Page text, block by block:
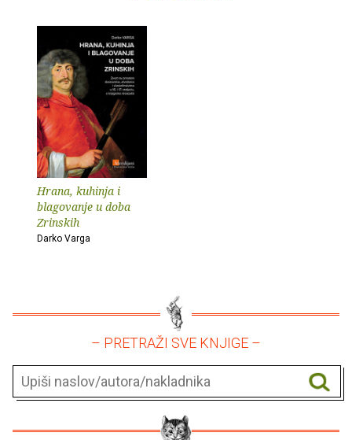
Hrana, kuhinja i
blagovanje u doba
Zrinskih
Darko Varga
– PRETRAŽI SVE KNJIGE –